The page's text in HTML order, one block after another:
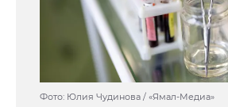
Фото: Юлия Чудинова / «Ямал-Медиа»